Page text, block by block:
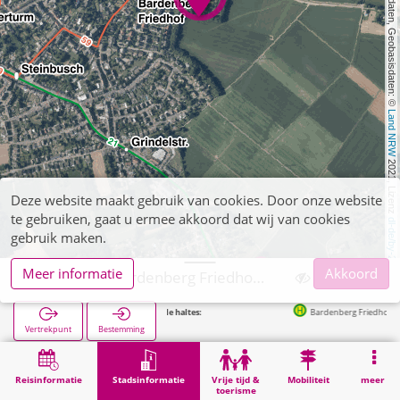
, Kartendaten, Geobasisdaten: ©
Land NRW
2021, Lizenz
dl-de/by-2-0
Reisinformatie Stadsinformatie
Vrije tijd &
toerisme
Mobiliteit meer
Vertrekpunt Bestemming
Volgende haltes: Bardenberg Friedhof in 225m
Stadsinformatie Begraafplaatsen Würselen, Bardenberg Friedhof (POI)
Deze website maakt gebruik van cookies. Door onze website
te gebruiken, gaat u ermee akkoord dat wij van cookies
gebruik maken.
Meer informatie
Akkoord